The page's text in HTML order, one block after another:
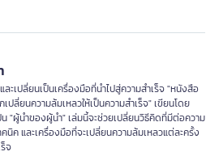
ะเปลี่ยนเป็นเครื่องมือที่นำไปสู่ความสำเร็จ "หนังสือ
ลี่ยนความล้มเหลวให้เป็นความสำเร็จ" เขียนโดย
น "ผู้นำของผู้นำ" เล่มนี้จะช่วยเปลี่ยนวิธีคิดที่มีต่อความ
นิค และเครื่องมือที่จะเปลี่ยนความล้มเหลวแต่ละครั้ง
จ